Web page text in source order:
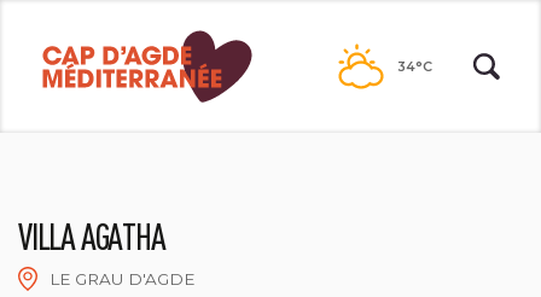
contenu
34°C
VILLA AGATHA
LE GRAU D'AGDE